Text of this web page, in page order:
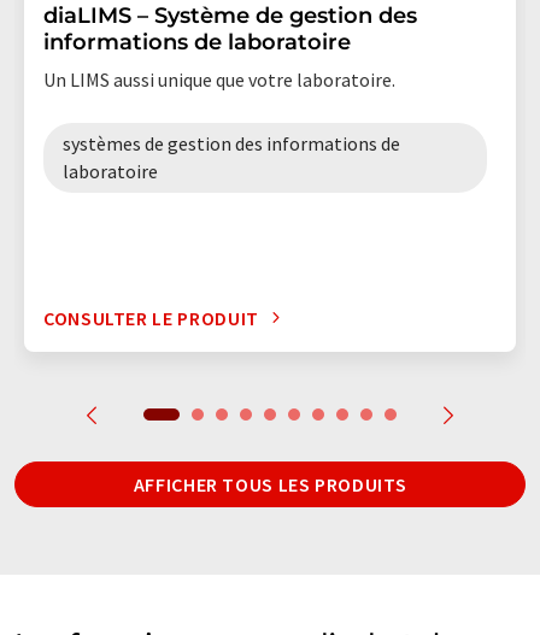
diaLIMS – Système de gestion des
informations de laboratoire
Un LIMS aussi unique que votre laboratoire.
systèmes de gestion des informations de
laboratoire
CONSULTER LE PRODUIT
AFFICHER TOUS LES PRODUITS